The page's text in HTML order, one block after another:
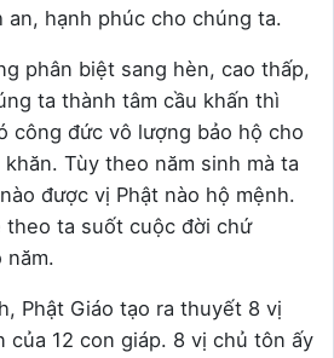
an, hạnh phúc cho chúng ta.
phân biệt sang hèn, cao thấp,
ta thành tâm cầu khấn thì
công đức vô lượng bảo hộ cho
Tùy theo năm sinh mà ta
được vị Phật nào hộ mệnh.
theo ta suốt cuộc đời chứ
năm.
Phật Giáo tạo ra thuyết 8 vị
của 12 con giáp. 8 vị chủ tôn ấy